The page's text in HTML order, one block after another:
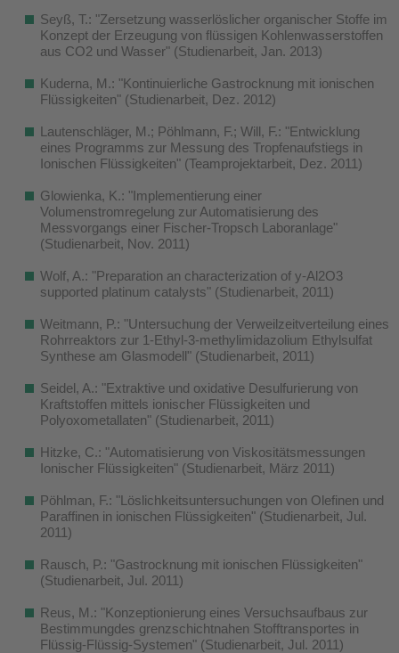
Seyß, T.: "Zersetzung wasserlöslicher organischer Stoffe im
Konzept der Erzeugung von flüssigen Kohlenwasserstoffen
aus CO2 und Wasser" (Studienarbeit, Jan. 2013)
Kuderna, M.: "Kontinuierliche Gastrocknung mit ionischen
Flüssigkeiten" (Studienarbeit, Dez. 2012)
Lautenschläger, M.; Pöhlmann, F.; Will, F.: "Entwicklung
eines Programms zur Messung des Tropfenaufstiegs in
Ionischen Flüssigkeiten" (Teamprojektarbeit, Dez. 2011)
Glowienka, K.: "Implementierung einer
Volumenstromregelung zur Automatisierung des
Messvorgangs einer Fischer-Tropsch Laboranlage"
(Studienarbeit, Nov. 2011)
Wolf, A.: "Preparation an characterization of y-Al2O3
supported platinum catalysts" (Studienarbeit, 2011)
Weitmann, P.: "Untersuchung der Verweilzeitverteilung eines
Rohrreaktors zur 1-Ethyl-3-methylimidazolium Ethylsulfat
Synthese am Glasmodell" (Studienarbeit, 2011)
Seidel, A.: "Extraktive und oxidative Desulfurierung von
Kraftstoffen mittels ionischer Flüssigkeiten und
Polyoxometallaten" (Studienarbeit, 2011)
Hitzke, C.: "Automatisierung von Viskositätsmessungen
Ionischer Flüssigkeiten" (Studienarbeit, März 2011)
Pöhlman, F.: "Löslichkeitsuntersuchungen von Olefinen und
Paraffinen in ionischen Flüssigkeiten" (Studienarbeit, Jul.
2011)
Rausch, P.: "Gastrocknung mit ionischen Flüssigkeiten"
(Studienarbeit, Jul. 2011)
Reus, M.: "Konzeptionierung eines Versuchsaufbaus zur
Bestimmungdes grenzschichtnahen Stofftransportes in
Flüssig-Flüssig-Systemen" (Studienarbeit, Jul. 2011)